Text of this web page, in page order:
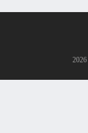
2026